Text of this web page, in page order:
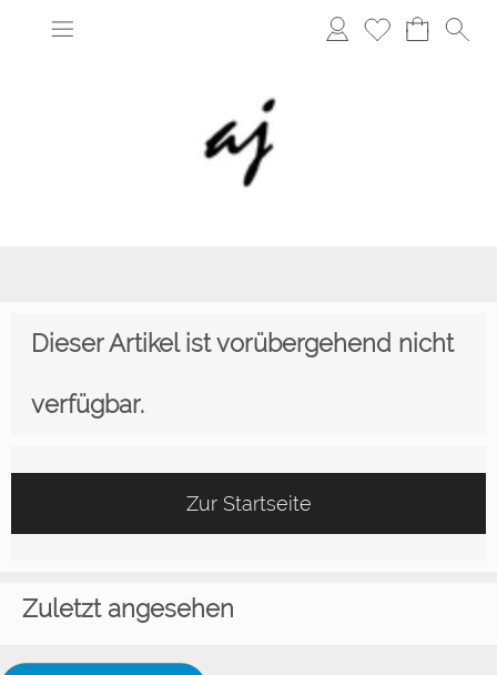
Dieser Artikel ist vorübergehend nicht
verfügbar.
Zur Startseite
Zuletzt angesehen